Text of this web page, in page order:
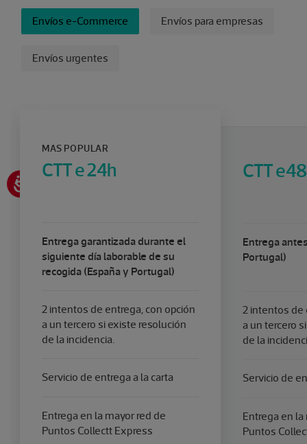
Envíos e-Commerce Envíos para empresas
Envíos urgentes
MAS POPULAR
CTT e 24h
Entrega garantizada durante el
siguiente día laborable de su
recogida (España y Portugal)
2 intentos de entrega, con opción
a un tercero si existe resolución
de la incidencia.
Servicio de entrega a la carta
Entrega en la mayor red de
Puntos Collectt Express
CTT
Entrega
Portugal)
2 intentos de
a un tercero
de la
Servicio de
Entrega en
Puntos